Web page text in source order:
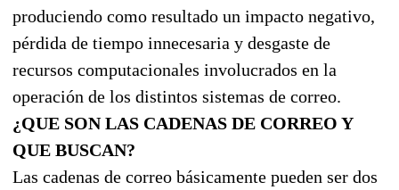
produciendo como resultado un impacto negativo,
pérdida de tiempo innecesaria y desgaste de
recursos computacionales involucrados en la
operación de los distintos sistemas de correo.
¿QUE SON LAS CADENAS DE CORREO Y
QUE BUSCAN?
Las cadenas de correo básicamente pueden ser dos